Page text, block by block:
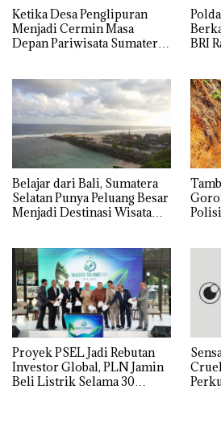
Ketika Desa Penglipuran
Menjadi Cermin Masa
Depan Pariwisata Sumatera
BRI
Belajar dari Bali, Sumatera
Selatan Punya Peluang Besar
Menjadi Destinasi Wisata
Proyek PSEL Jadi Rebutan
Investor Global, PLN Jamin
Beli Listrik Selama 30